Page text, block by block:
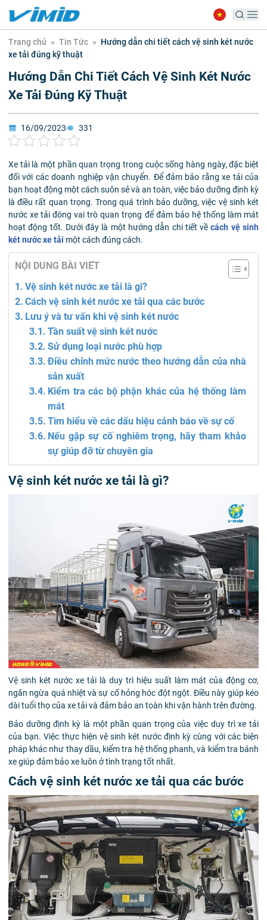
Trang chủ » Tin Tức » Hướng dẫn chi tiết cách vệ sinh két nước
xe tải đúng kỹ thuật
Hướng Dẫn Chi Tiết Cách Vệ Sinh Két Nước
Xe Tải Đúng Kỹ Thuật
16/09/2023 331
Xe tải là một phần quan trọng trong cuộc sống hàng ngày, đặc biệt
đối với các doanh nghiệp vận chuyển. Để đảm bảo rằng xe tải của
bạn hoạt động một cách suôn sẻ và an toàn, việc bảo dưỡng định kỳ
là điều rất quan trọng. Trong quá trình bảo dưỡng, việc vệ sinh két
nước xe tải đóng vai trò quan trọng để đảm bảo hệ thống làm mát
hoạt động tốt. Dưới đây là một hướng dẫn chi tiết vềcách vệ sinh
két nước xe tải một cách đúng cách.
NỘI DUNG BÀI VIẾT
Vệ sinh két nước xe tải là gì?
Cách vệ sinh két nước xe tải qua các bước
Lưu ý và tư vấn khi vệ sinh két nước
Tần suất vệ sinh két nước
Sử dụng loại nước phù hợp
Điều chỉnh mức nước theo hướng dẫn của nhà
sản xuất
Kiểm tra các bộ phận khác của hệ thống làm
mát
Tìm hiểu về các dấu hiệu cảnh báo về sự cố
Nếu gặp sự cố nghiêm trọng, hãy tham khảo
sự giúp đỡ từ chuyên gia
Vệ sinh két nước xe tải là gì?
Vệ sinh két nước xe tải là duy trì hiệu suất làm mát của động cơ,
ngăn ngừa quá nhiệt và sự cố hỏng hóc đột ngột. Điều này giúp kéo
dài tuổi thọ của xe tải và đảm bảo an toàn khi vận hành trên đường.
Bảo dưỡng định kỳ là một phần quan trọng của việc duy trì xe tải
của bạn. Việc thực hiện vệ sinh két nước định kỳ cùng với các biện
pháp khác như thay dầu, kiểm tra hệ thống phanh, và kiểm tra bánh
xe giúp đảm bảo xe luôn ở tình trạng tốt nhất.
Cách vệ sinh két nước xe tải qua các bước